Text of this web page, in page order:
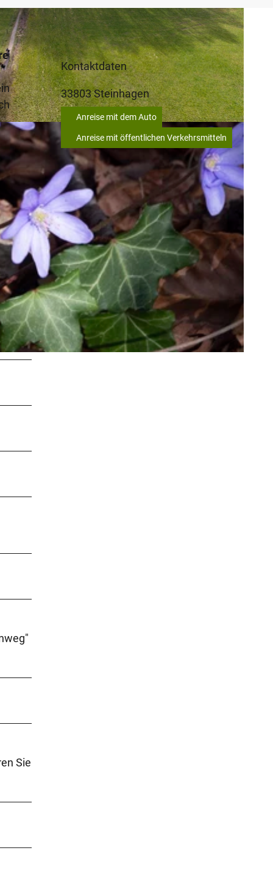
Sie
Kontaktdaten
33803Steinhagen
Anreise mit dem Auto
Anreise mit öffentlichen Verkehrsmitteln